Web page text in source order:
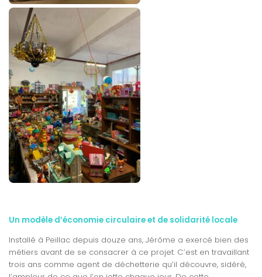
Un modèle d’économie circulaire et de solidarité locale
Installé à Peillac depuis douze ans, Jérôme a exercé bien des
métiers avant de se consacrer à ce projet. C’est en travaillant
trois ans comme agent de déchetterie qu’il découvre, sidéré,